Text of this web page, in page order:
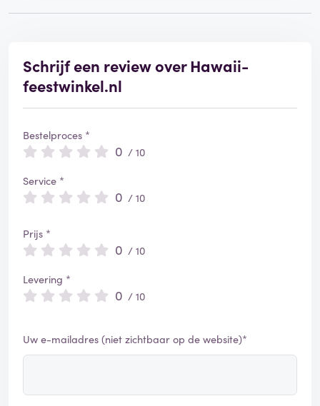
Schrijf een review over Hawaii-
feestwinkel.nl
Bestelproces *
0 / 10
Service *
0 / 10
Prijs *
0 / 10
Levering *
0 / 10
Uw e-mailadres (niet zichtbaar op de website)*